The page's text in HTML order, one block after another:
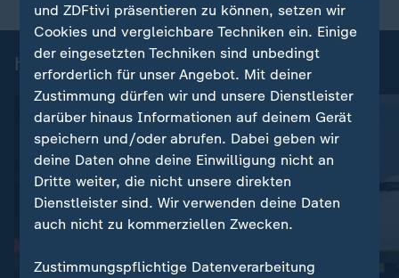
heute 19:00 Uhr: Einzelbeiträge
Nachrichten | heute 19:00 Uhr:
und ZDFtivi präsentieren zu können, setzen wir
Cookies und vergleichbare Techniken ein. Einige
der eingesetzten Techniken sind unbedingt
erforderlich für unser Angebot. Mit deiner
Zustimmung dürfen wir und unsere Dienstleister
darüber hinaus Informationen auf deinem Gerät
speichern und/oder abrufen. Dabei geben wir
deine Daten ohne deine Einwilligung nicht an
Dritte weiter, die nicht unsere direkten
Dienstleister sind. Wir verwenden deine Daten
auch nicht zu kommerziellen Zwecken.
Zustimmungspflichtige Datenverarbeitung